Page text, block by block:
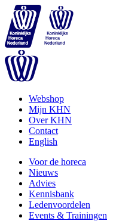
Webshop
Mijn KHN
Over KHN
Contact
English
Voor de horeca
Nieuws
Advies
Kennisbank
Ledenvoordelen
Events & Trainingen